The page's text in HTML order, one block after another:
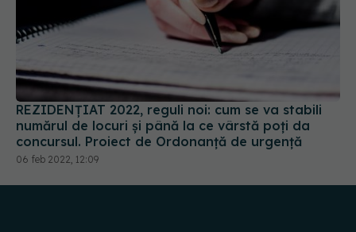
REZIDENȚIAT 2022, reguli noi: cum se va stabili
numărul de locuri și până la ce vârstă poți da
concursul. Proiect de Ordonanță de urgență
06 feb 2022, 12:09